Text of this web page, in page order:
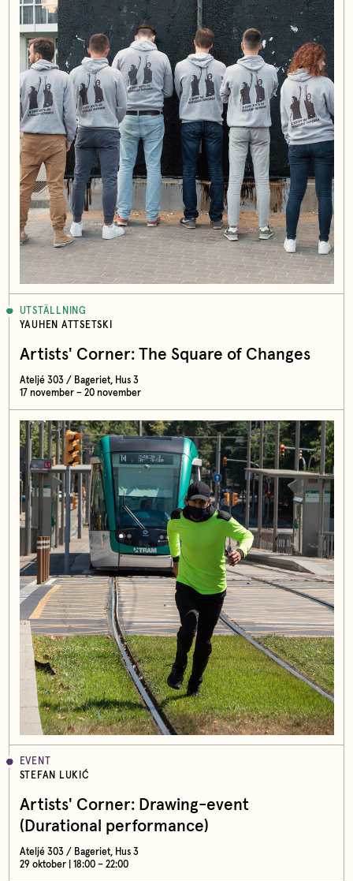
UTSTÄLLNING
YAUHEN ATTSETSKI
Artists' Corner: The Square of Changes
Ateljé 303 / Bageriet, Hus 3
17 november – 20 november
EVENT
STEFAN LUKIĆ
Artists' Corner: Drawing-event
(Durational performance)
Ateljé 303 / Bageriet, Hus 3
29 oktober | 18:00 – 22:00